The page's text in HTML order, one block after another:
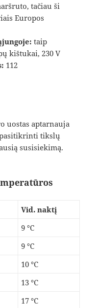
tačiau ši
Europos
taip
kištukai, 230 V
112
uostas aptarnauja
tikslų
susisiekimą.
Vid. naktį
9 °C
9 °C
10 °C
13 °C
17 °C